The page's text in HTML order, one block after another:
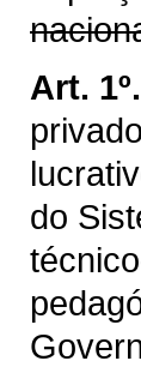
Art. 1º.
do